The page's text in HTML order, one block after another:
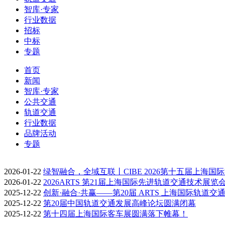
智库·专家
行业数据
招标
中标
专题
首页
新闻
智库·专家
公共交通
轨道交通
行业数据
品牌活动
专题
2026-01-22 绿智融合，全域互联丨CIBE 2026第十五届上海国
2026-01-22 2026ARTS 第21届上海国际先进轨道交通技术展览
2025-12-22 创新·融合·共赢——第20届 ARTS 上海国际轨道交
2025-12-22 第20届中国轨道交通发展高峰论坛圆满闭幕
2025-12-22 第十四届上海国际客车展圆满落下帷幕！